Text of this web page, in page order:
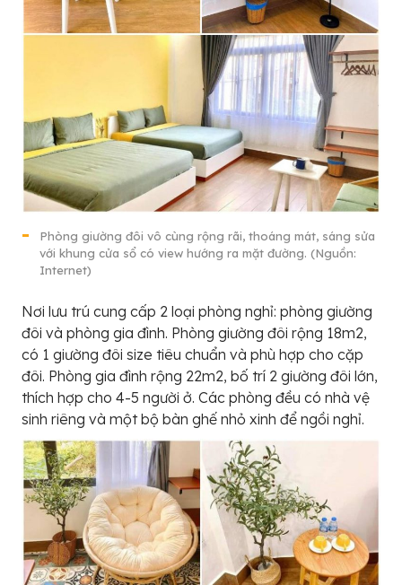
Phòng giường đôi vô cùng rộng rãi, thoáng mát, sáng sửa
với khung cửa sổ có view hướng ra mặt đường. (Nguồn:
Internet)
Nơi lưu trú cung cấp 2 loại phòng nghỉ: phòng giường
đôi và phòng gia đình. Phòng giường đôi rộng 18m2,
có 1 giường đôi size tiêu chuẩn và phù hợp cho cặp
đôi. Phòng gia đình rộng 22m2, bố trí 2 giường đôi lớn,
thích hợp cho 4-5 người ở. Các phòng đều có nhà vệ
sinh riêng và một bộ bàn ghế nhỏ xinh để ngồi nghỉ.